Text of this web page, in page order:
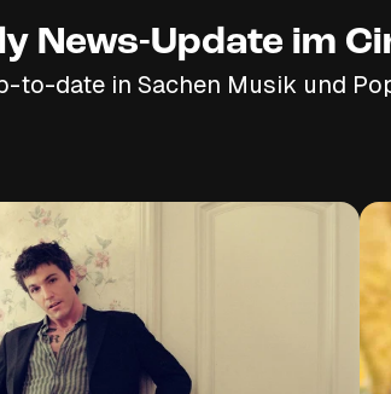
News-Update im
to-date in Sachen Musik und